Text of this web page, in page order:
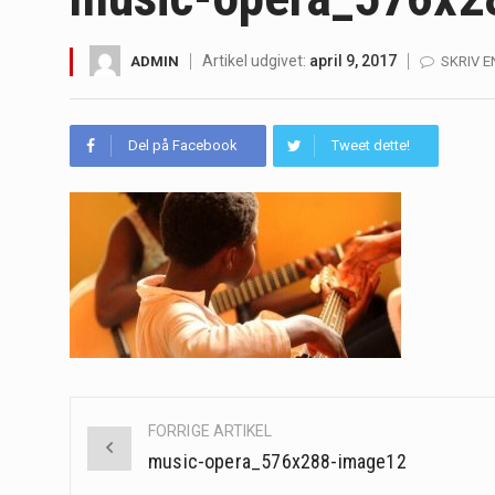
Irritabel tyktarm (Irritable Bowel
Padel er en sport, der er blevet
Massagestole er ikke længere
Saunaer har været en del af
Når det kommer til sundhed og
Sunde måltidskasser er en
ADMIN Artikel udgivet: april 9, 2017 SKRIV
Del på Facebook Tweet dette!
Post
navigation
FORRIGE ARTIKEL
music-opera_576x288-image12